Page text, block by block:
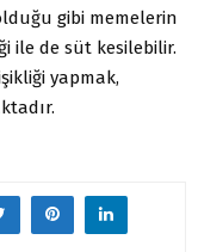
gibi memelerin
ile de süt kesilebilir.
yapmak,